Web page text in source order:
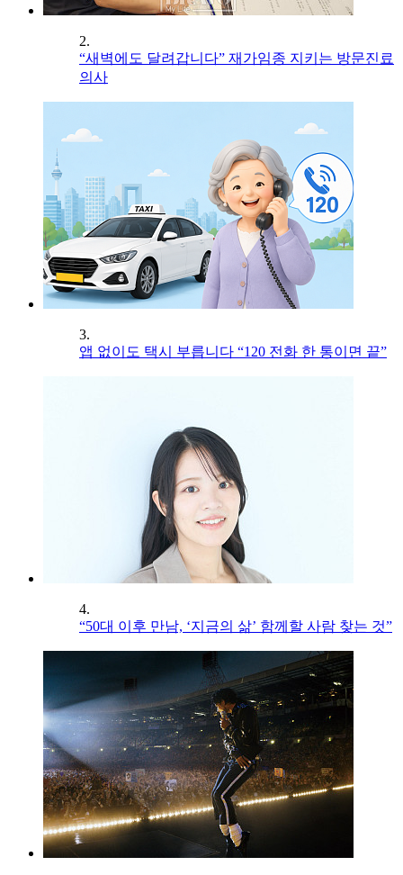
2.
“새벽에도 달려갑니다” 재가임종 지키는 방문진료
의사
3.
앱 없이도 택시 부릅니다 “120 전화 한 통이면 끝”
4.
“50대 이후 만남, ‘지금의 삶’ 함께할 사람 찾는 것”